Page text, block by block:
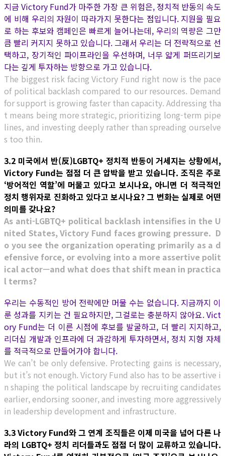
지금 Victory Fund가 마주한 가장 큰 위험은, 정치적 반동의 속도
에 비해 우리의 자원이 따라가지 못한다는 점입니다. 지원을 필요
로 하는 후보와 캠페인은 빠르게 늘어나는데, 우리의 역량은 그만
큼 빨리 커지지 못하고 있습니다. 그래서 우리는 더 전략적으로 선
택하고, 장기적인 파이프라인을 우선하며, 너무 얇게 퍼뜨리기보
다는 깊게 투자하는 방향으로 가고 있습니다.
The biggest risk facing Victory Fund right now is the pace
of political backlash compared to our resources. Demand
for support is growing faster than capacity. Addressing tha
t means being more strategic, prioritizing long-term pipe
lines, and investing deeply rather than spreading ourselve
s too thin.
3.2 미국에서 반(反)LGBTQ+ 정치적 반동이 거세지는 상황에서,
Victory Fund는 점점 더 큰 압박을 받고 있습니다. 조직은 주로
‘방어적인 역할’에 머물고 있다고 보시나요, 아니면 더 적극적인
정치 행위자로 진화하고 있다고 보시나요? 그 변화는 실제로 어떤
의미를 갖나요?
As anti-LGBTQ+ political backlash intensifies in the U
nited States, Victory Fund faces growing pressure. D
o you see the organization operating primarily as a d
efensive force, or evolving into a more assertive polit
ical actor—and what does that shift mean in practica
l terms?
우리는 수동적인 방어 전략에만 머물 수는 없습니다. 지금까지 이
룬 성과를 지키는 건 필요하지만, 그걸로는 충분하지 않아요. Vict
ory Fund는 더 이른 시점에 후보를 발굴하고, 더 빨리 지지하고,
리더십 개발과 인프라에 더 과감하게 투자하면서, 정치 지형 자체
를 적극적으로 만들어가야 합니다.
We can’t be only defensive. Protecting gains is necessary,
but it’s not enough. Victory Fund also has to be assertive i
n shaping the political landscape by recruiting candidates
earlier, endorsing sooner, and investing more aggressively
in leadership development and infrastructure.
3.3 Victory Fund와 그 연계 조직들은 이제 미국을 넘어 다른 나
라의 LGBTQ+ 정치 리더들과도 점점 더 많이 교류하고 있습니다.